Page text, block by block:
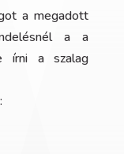
a megadott
a a
írni a szalag